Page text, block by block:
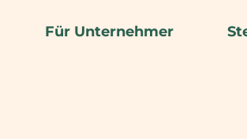
Für Unternehmer